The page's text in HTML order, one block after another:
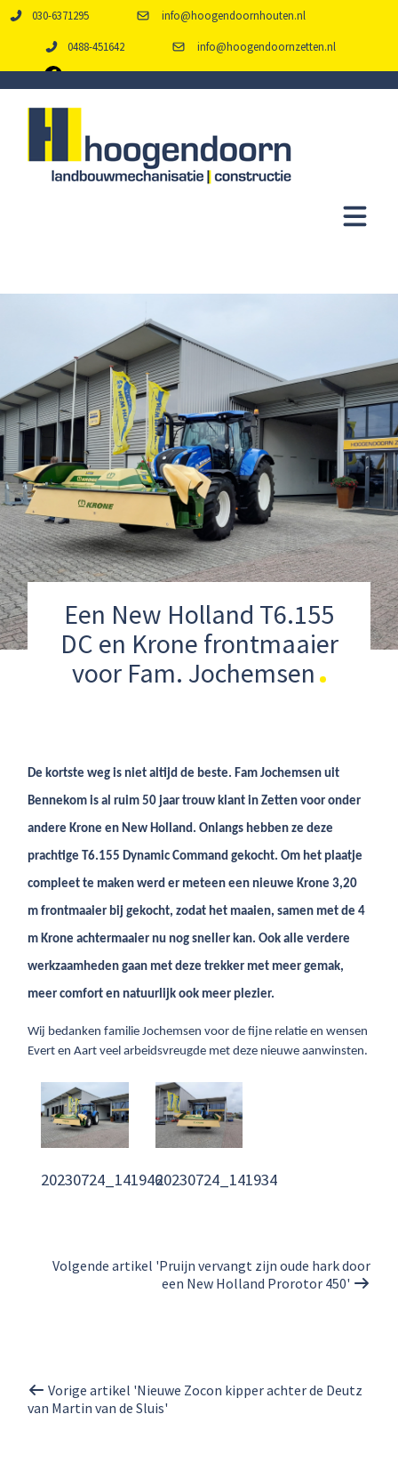
030-6371295 info@hoogendoornhouten.nl
0488-451642 info@hoogendoornzetten.nl
Een New Holland T6.155
DC en Krone frontmaaier
voor Fam. Jochemsen
De kortste weg is niet altijd de beste. Fam Jochemsen uit
Bennekom is al ruim 50 jaar trouw klant in Zetten voor onder
andere Krone en New Holland. Onlangs hebben ze deze
prachtige T6.155 Dynamic Command gekocht. Om het plaatje
compleet te maken werd er meteen een nieuwe Krone 3,20
m frontmaaier bij gekocht, zodat het maaien, samen met de 4
m Krone achtermaaier nu nog sneller kan. Ook alle verdere
werkzaamheden gaan met deze trekker met meer gemak,
meer comfort en natuurlijk ook meer plezier.
Wij bedanken familie Jochemsen voor de fijne relatie en wensen
Evert en Aart veel arbeidsvreugde met deze nieuwe aanwinsten.
20230724_14194620230724_141934
Volgende artikel 'Pruijn vervangt zijn oude hark door
een New Holland Prorotor 450'
Vorige artikel 'Nieuwe Zocon kipper achter de Deutz
van Martin van de Sluis'